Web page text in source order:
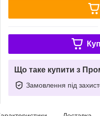
Що таке купити з
Замовлення під